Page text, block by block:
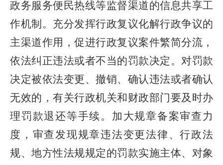
政务服务便民热线等监督渠道的信息共享工
作机制。充分发挥行政复议化解行政争议的
主渠道作用，促进行政复议案件繁简分流，
依法纠正违法或者不当的罚款决定。对罚款
决定被依法变更、撤销、确认违法或者确认
无效的，有关行政机关和财政部门要及时办
理罚款退还等手续。加大规章备案审查力
度，审查发现规章违法变更法律、行政法
规、地方性法规规定的罚款实施主体、对象